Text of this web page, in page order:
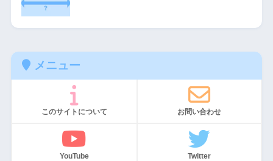
メニュー
このサイトについて お問い合わせ
YouTube Twitter